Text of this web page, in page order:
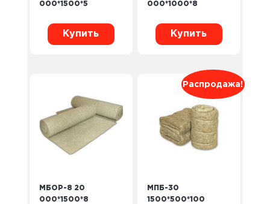
000*1500*5
Купить
000*1000*8
Купить
МБОР-8 20
000*1500*8
Распродажа!
МПБ-30
1500*500*100